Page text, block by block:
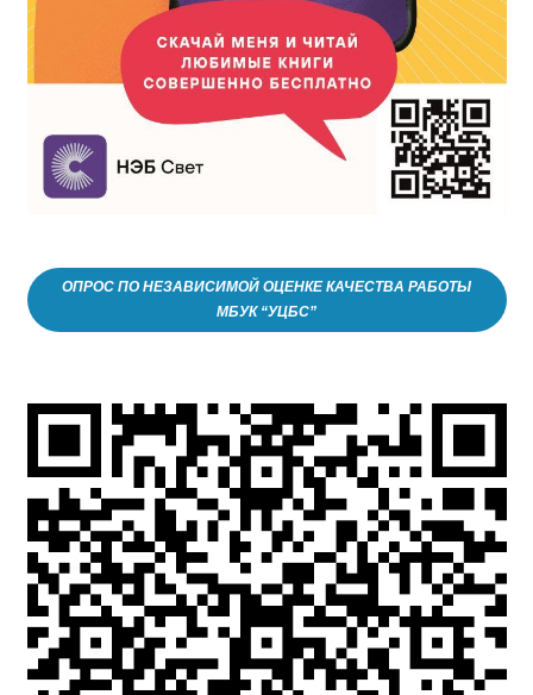
ОПРОС ПО НЕЗАВИСИМОЙ ОЦЕНКЕ КАЧЕСТВА РАБОТЫ
МБУК “УЦБС”